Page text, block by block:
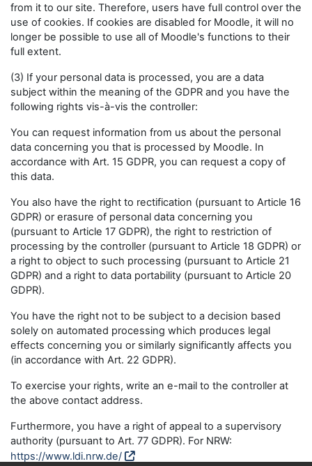
from it to our site. Therefore, users have full control over the
use of cookies. If cookies are disabled for Moodle, it will no
longer be possible to use all of Moodle's functions to their
full extent.
(3) If your personal data is processed, you are a data
subject within the meaning of the GDPR and you have the
following rights vis-à-vis the controller:
You can request information from us about the personal
data concerning you that is processed by Moodle. In
accordance with Art. 15 GDPR, you can request a copy of
this data.
You also have the right to rectification (pursuant to Article 16
GDPR) or erasure of personal data concerning you
(pursuant to Article 17 GDPR), the right to restriction of
processing by the controller (pursuant to Article 18 GDPR) or
a right to object to such processing (pursuant to Article 21
GDPR) and a right to data portability (pursuant to Article 20
GDPR).
You have the right not to be subject to a decision based
solely on automated processing which produces legal
effects concerning you or similarly significantly affects you
(in accordance with Art. 22 GDPR).
To exercise your rights, write an e-mail to the controller at
the above contact address.
Furthermore, you have a right of appeal to a supervisory
authority (pursuant to Art. 77 GDPR). For NRW:
https://www.ldi.nrw.de/